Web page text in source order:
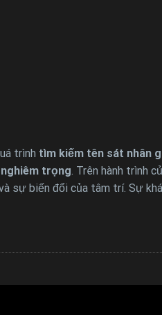
trình tìm kiếm tên sát nhân
trọng . Trên hành trình
biến đổi của tâm trí. Sự